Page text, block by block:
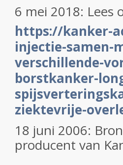
6 mei 2018: Lees
https://kanker-
injectie-samen-
verschillende-
borstkanker-
ziektevrije-
18 juni 2006:
producent van